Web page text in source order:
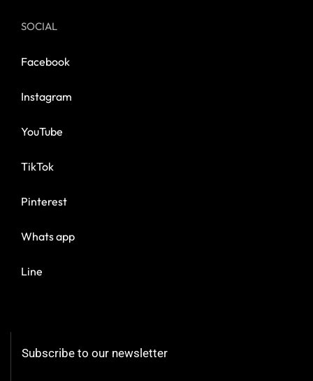
SOCIAL
Facebook
Instagram
YouTube
TikTok
Pinterest
Whats app
Line
Subscribe to our newsletter